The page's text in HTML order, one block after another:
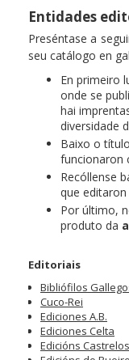
Entidades
Preséntase a
seu catálogo en
En primeiro
onde se
hai
diversidade
Baixo o título
funcionaron
Recóllense
que
Por último,
produto da
Editoriais
Bibliófilos
Cuco-Rei
Ediciones A.B.
Ediciones Celta
Edicións Castrelos